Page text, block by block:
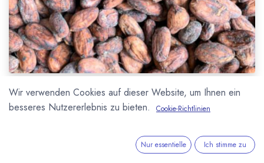
Internationale Kakaoorganisation
startet ein neues
Wir verwenden Cookies auf dieser Website, um Ihnen ein
besseres Nutzererlebnis zu bieten.
Cookie-Richtlinien
Nur essentielle Ich stimme zu